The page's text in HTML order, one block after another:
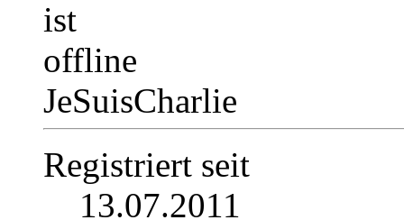
JeSuisCharlie
Registriert seit
13.07.2011